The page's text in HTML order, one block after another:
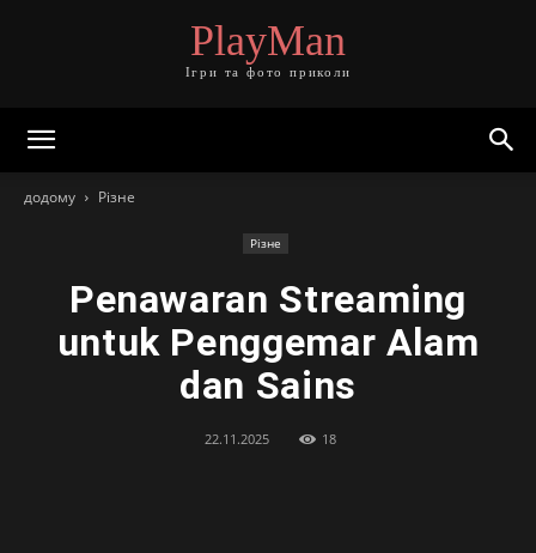
PlayMan
Ігри та фото приколи
додому Різне
Різне
Penawaran Streaming
untuk Penggemar Alam
dan Sains
22.11.2025 18